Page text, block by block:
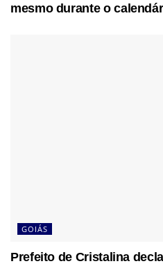
mesmo durante o
GOIÁS
Prefeito de Cristalina